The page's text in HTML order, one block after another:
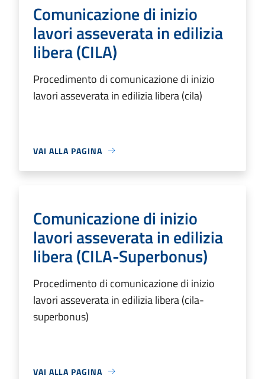
Comunicazione di inizio
lavori asseverata in edilizia
libera (CILA)
Procedimento di comunicazione di inizio
lavori asseverata in edilizia libera (cila)
VAI ALLA PAGINA
Comunicazione di inizio
lavori asseverata in edilizia
libera (CILA-Superbonus)
Procedimento di comunicazione di inizio
lavori asseverata in edilizia libera (cila-
superbonus)
VAI ALLA PAGINA